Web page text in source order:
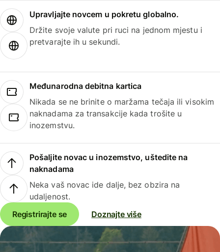
Upravljajte novcem u pokretu globalno.
Držite svoje valute pri ruci na jednom mjestu i
pretvarajte ih u sekundi.
Međunarodna debitna kartica
Nikada se ne brinite o maržama tečaja ili visokim
naknadama za transakcije kada trošite u
inozemstvu.
Pošaljite novac u inozemstvo, uštedite na
naknadama
Neka vaš novac ide dalje, bez obzira na
udaljenost.
Registrirajte se
Doznajte više